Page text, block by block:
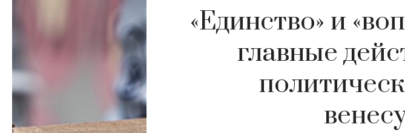
«Единство» и
главные